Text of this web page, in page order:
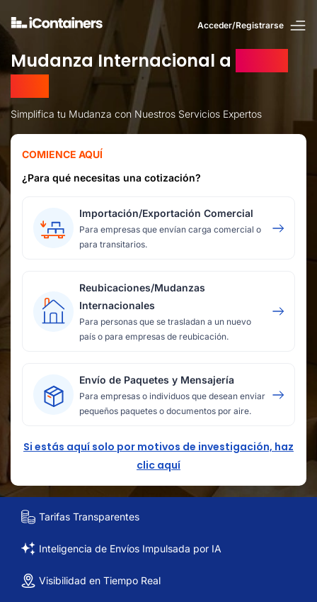
Acceder/Registrarse
Mudanza Internacional a
Simplifica tu Mudanza con Nuestros Servicios Expertos
COMIENCE AQUÍ
¿Para qué necesitas una cotización?
Importación/Exportación Comercial
Para empresas que envían carga comercial o
para transitarios.
Reubicaciones/Mudanzas
Internacionales
Para personas que se trasladan a un nuevo
país o para empresas de reubicación.
Envío de Paquetes y Mensajería
Para empresas o individuos que desean enviar
pequeños paquetes o documentos por aire.
Si estás aquí solo por motivos de investigación, haz
clic aquí
Tarifas Transparentes
Inteligencia de Envíos Impulsada por IA
Visibilidad en Tiempo Real